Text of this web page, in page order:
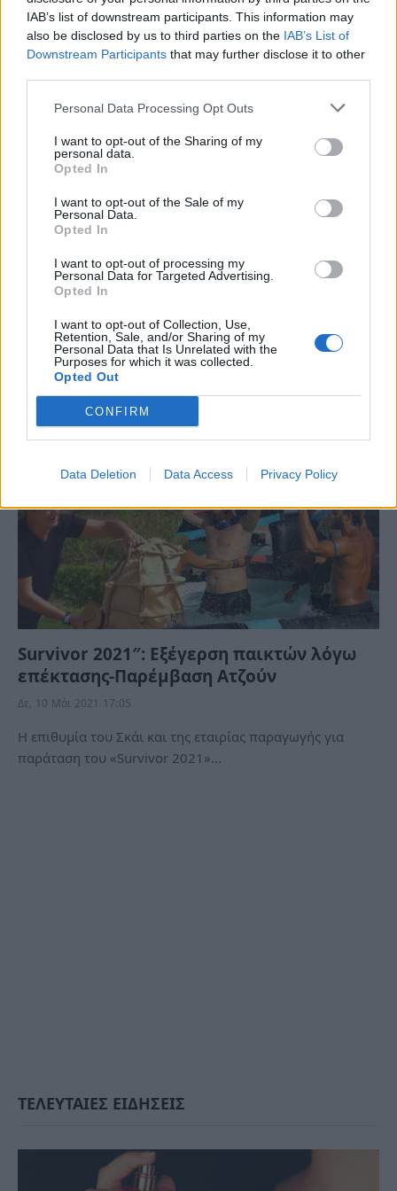
IAB’s list of downstream participants. This information may
also be disclosed by us to third parties on the IAB’s List of
Downstream Participants that may further disclose it to other
Personal Data Processing Opt Outs
I want to opt-out of the Sharing of my
personal data.
Opted In
I want to opt-out of the Sale of my
Personal Data.
Opted In
I want to opt-out of processing my
Personal Data for Targeted Advertising.
Opted In
I want to opt-out of Collection, Use,
Retention, Sale, and/or Sharing of my
Personal Data that Is Unrelated with the
Purposes for which it was collected.
Opted Out
CONFIRM
Data Deletion Data Access Privacy Policy
Πίσω από τις κάμερες του Survivor: Πόσο
αυθόρμητες είναι οι αντιδράσεις των
παικτών;
Σα, 29 Μάι 2021 23:40
Survivor backstage: Έχετε αναρωτηθεί πως είναι η
κατάσταση στο Survivor πίσω από τις κάμερες;…
Survivor 2021″: Εξέγερση παικτών λόγω
επέκτασης-Παρέμβαση Ατζούν
Δε, 10 Μάι 2021 17:05
Η επιθυμία του Σκάι και της εταιρίας παραγωγής για
παράταση του «Survivor 2021»…
ΤΕΛΕΥΤΑΙΕΣ ΕΙΔΗΣΕΙΣ